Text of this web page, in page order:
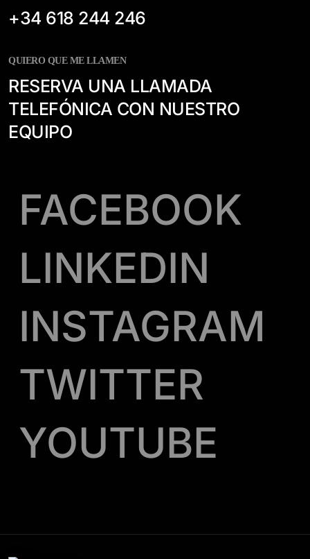
+34 618 244 246
QUIERO QUE ME LLAMEN
RESERVA UNA LLAMADA
TELEFÓNICA CON NUESTRO
EQUIPO
FACEBOOK
LINKEDIN
INSTAGRAM
TWITTER
YOUTUBE